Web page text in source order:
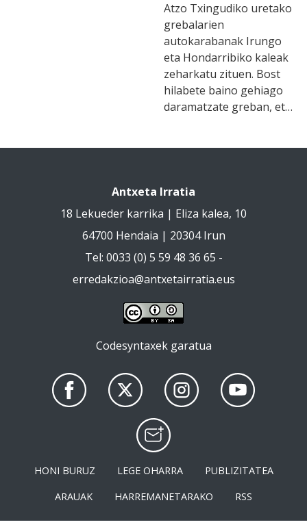
Atzo Txingudiko uretako
grebalarien
autokarabanak Irungo
eta Hondarribiko kaleak
zeharkatu zituen. Bost
hilabete baino gehiago
daramatzate greban, et…
Antxeta Irratia
18 Lekueder karrika | Eliza kalea, 10
64700 Hendaia | 20304 Irun
Tel: 0033 (0) 5 59 48 36 65 -
erredakzioa@antxetairratia.eus
Codesyntaxek garatua
HONI BURUZ LEGE OHARRA
PUBLIZITATEA
ARAUAK
HARREMANETARAKO RSS